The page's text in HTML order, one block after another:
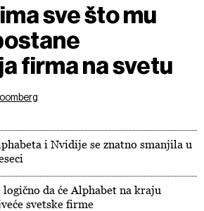
sve što mu
firma na svetu
i Nvidije se znatno smanjila u
logično da će Alphabet na kraju
svetske firme